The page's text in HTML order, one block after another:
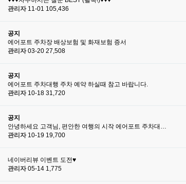
관리자 11-01 105,436
공지
에어포트 주차장 배상보험 및 화재보험 증서
관리자 03-20 27,508
공지
에어포트 주차대행 주차 예약 하실때 참고 바랍니다.
관리자 10-18 31,720
공지
안녕하세요 고객님, 편안한 여행의 시작 에어포트 주차대…
관리자 10-19 19,700
네이버리뷰 이벤트 도전♥
관리자 05-14 1,775